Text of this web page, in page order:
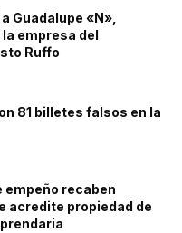
Guadalupe «N»,
empresa del
Ruffo
81 billetes falsos en la
empeño recaben
acredite propiedad de